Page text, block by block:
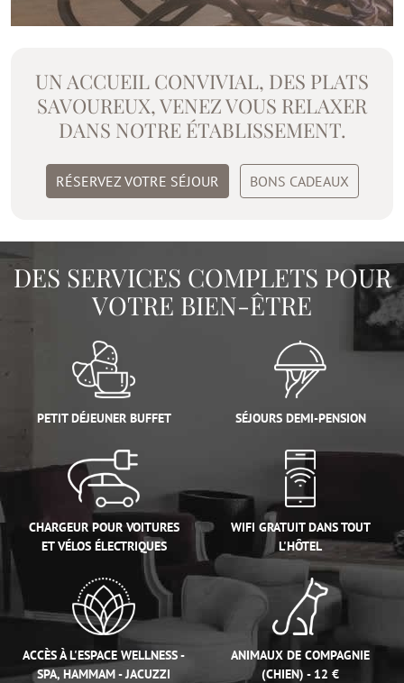
UN ACCUEIL CONVIVIAL, DES PLATS
SAVOUREUX, VENEZ VOUS RELAXER
DANS NOTRE ÉTABLISSEMENT.
RÉSERVEZ VOTRE SÉJOUR BONS CADEAUX
DES SERVICES COMPLETS POUR
VOTRE BIEN-ÊTRE
PETIT DÉJEUNER BUFFET SÉJOURS DEMI-PENSION
CHARGEUR POUR VOITURES
ET VÉLOS ÉLECTRIQUES
WIFI GRATUIT DANS TOUT
L'HÔTEL
ACCÈS À L'ESPACE WELLNESS -
SPA, HAMMAM - JACUZZI
ANIMAUX DE COMPAGNIE
(CHIEN) - 12 €